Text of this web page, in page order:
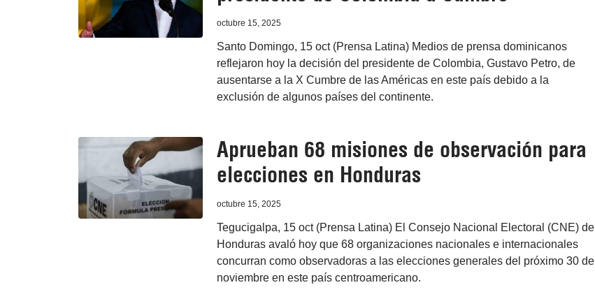
octubre 15, 2025
Santo Domingo, 15 oct (Prensa Latina) Medios de prensa dominicanos
reflejaron hoy la decisión del presidente de Colombia, Gustavo Petro, de
ausentarse a la X Cumbre de las Américas en este país debido a la
exclusión de algunos países del continente.
Aprueban 68 misiones de observación para
elecciones en Honduras
octubre 15, 2025
Tegucigalpa, 15 oct (Prensa Latina) El Consejo Nacional Electoral (CNE) de
Honduras avaló hoy que 68 organizaciones nacionales e internacionales
concurran como observadoras a las elecciones generales del próximo 30 de
noviembre en este país centroamericano.